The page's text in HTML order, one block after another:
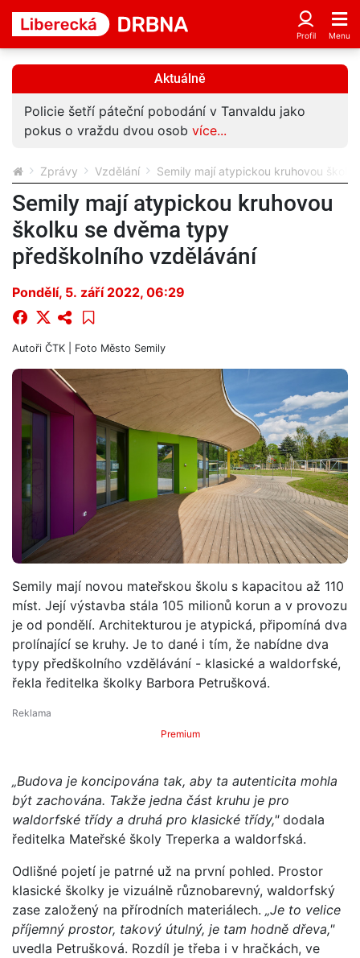
Aktuálně
Policie šetří páteční pobodání v Tanvaldu jako
pokus o vraždu dvou osob více...
Zprávy Vzdělání Semily mají atypickou kruhovou
Semily mají atypickou kruhovou
školku se dvěma typy
předškolního vzdělávání
Pondělí, 5. září 2022, 06:29
Autoři ČTK | Foto Město Semily
Semily mají novou mateřskou školu s kapacitou až 110
míst. Její výstavba stála 105 milionů korun a v provozu
je od pondělí. Architekturou je atypická, připomíná dva
prolínající se kruhy. Je to dané i tím, že nabídne dva
typy předškolního vzdělávání - klasické a waldorfské,
řekla ředitelka školky Barbora Petrušková.
Premium
„Budova je koncipována tak, aby ta autenticita mohla
být zachována. Takže jedna část kruhu je pro
waldorfské třídy a druhá pro klasické třídy,"dodala
ředitelka Mateřské školy Treperka a waldorfská.
Odlišné pojetí je patrné už na první pohled. Prostor
klasické školky je vizuálně různobarevný, waldorfský
zase založený na přírodních materiálech. „Je to velice
příjemný prostor, takový útulný, je tam hodně dřeva,"
uvedla Petrušková. Rozdíl je třeba i v hračkách, ve